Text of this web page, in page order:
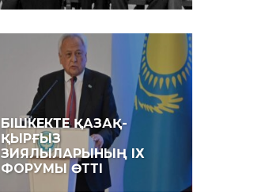
БІШКЕКТЕ ҚАЗАҚ-
ҚЫРҒЫЗ
ЗИЯЛЫЛАРЫНЫҢ ІХ
ФОРУМЫ ӨТТІ